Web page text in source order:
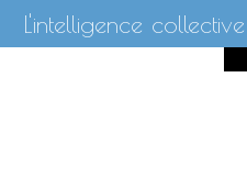
L'intelligence collective